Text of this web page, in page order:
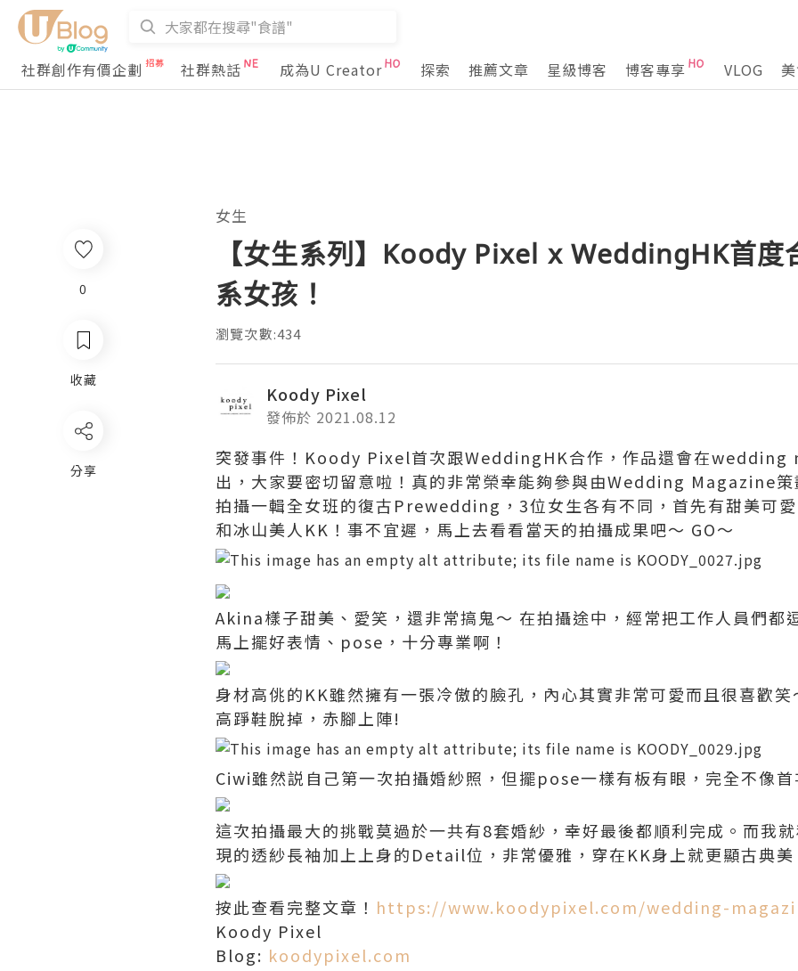
社群創作有價企劃 社群熱話 成為U Creator 探索 推薦文章 星級博客 博客專享 VLOG
女生
【女生系列】Koody Pixel x WeddingHK首度
系女孩！
瀏覽次數:434
Koody Pixel
發佈於 2021.08.12
突發事件！Koody Pixel首次跟WeddingHK合作，作品還會在
出，大家要密切留意啦！真的非常榮幸能夠參與由Wedding Magazine
拍攝一輯全女班的復古Prewedding，3位女生各有不同，首先有甜美可
和冰山美人KK！事不宜遲，馬上去看看當天的拍攝成果吧～ GO～
Akina樣子甜美、愛笑，還非常搞鬼～ 在拍攝途中，經常把工作人員們都
馬上擺好表情、pose，十分專業啊！
身材高佻的KK雖然擁有一張冷傲的臉孔，內心其實非常可愛而且很喜歡
高踭鞋脫掉，赤腳上陣!
Ciwi雖然説自己第一次拍攝婚紗照，但擺pose一樣有板有眼，完全不像
這次拍攝最大的挑戰莫過於一共有8套婚紗，幸好最後都順利完成。而我
現的透紗長袖加上上身的Detail位，非常優雅，穿在KK身上就更顯古典
按此查看完整文章！ https://www.koodypixel.com/wedding-
Koody Pixel
Blog: koodypixel.com
0
收藏
分享